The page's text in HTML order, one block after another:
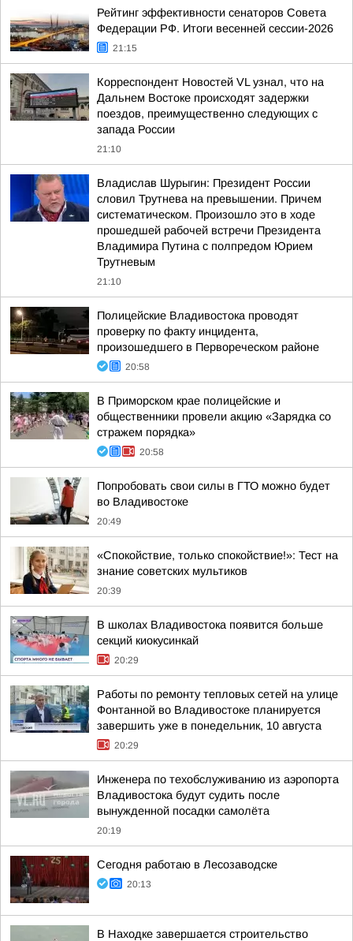
Рейтинг эффективности сенаторов Совета
Федерации РФ. Итоги весенней сессии-2026
21:15
Корреспондент Новостей VL узнал, что на
Дальнем Востоке происходят задержки
поездов, преимущественно следующих с
запада России
21:10
Владислав Шурыгин: Президент России
словил Трутнева на превышении. Причем
систематическом. Произошло это в ходе
прошедшей рабочей встречи Президента
Владимира Путина с полпредом Юрием
Трутневым
21:10
Полицейские Владивостока проводят
проверку по факту инцидента,
произошедшего в Первореческом районе
20:58
В Приморском крае полицейские и
общественники провели акцию «Зарядка со
стражем порядка»
20:58
Попробовать свои силы в ГТО можно будет
во Владивостоке
20:49
«Спокойствие, только спокойствие!»: Тест на
знание советских мультиков
20:39
В школах Владивостока появится больше
секций киокусинкай
20:29
Работы по ремонту тепловых сетей на улице
Фонтанной во Владивостоке планируется
завершить уже в понедельник, 10 августа
20:29
Инженера по техобслуживанию из аэропорта
Владивостока будут судить после
вынужденной посадки самолёта
20:19
Сегодня работаю в Лесозаводске
20:13
В Находке завершается строительство